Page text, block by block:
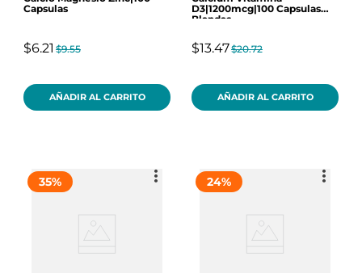
Capsulas
$6.21 $9.55
AÑADIR AL CARRITO
D3|1200mcg|100 Capsulas
Blandas
$13.47$20.72
AÑADIR AL CARRITO
35% 24%